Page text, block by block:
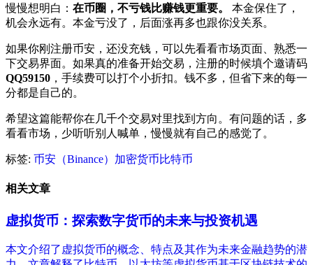
慢慢想明白： 在币圈，不亏钱比赚钱更重要。
本金保住了，
机会永远有。本金亏没了，后面涨再多也跟你没关系。
如果你刚注册币安，还没充钱，可以先看看市场页面、熟悉一
下交易界面。如果真的准备开始交易，注册的时候填个邀请码
QQ59150 ，手续费可以打个小折扣。钱不多，但省下来的每一
分都是自己的。
希望这篇能帮你在几千个交易对里找到方向。有问题的话，多
看看市场，少听听别人喊单，慢慢就有自己的感觉了。
标签: 币安（Binance） 加密货币比特币
相关文章
虚拟货币：探索数字货币的未来与投资机遇
本文介绍了虚拟货币的概念、特点及其作为未来金融趋势的潜